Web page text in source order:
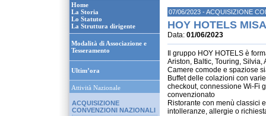
Home
La Storia
Lo Statuto
La Struttura dirigente
Modalità di Associazione e
Tesseramento
Ultim’ora
Attività Nazionale
ACQUISIZIONE
CONVENZIONI NAZIONALI
07/06/2023 - ACQUISIZIONE
HOY HOTELS
Data: 01/06/2023
Il gruppo HOY HOTELS è
Ariston, Baltic, Touring, Silvia,
Camere comode e spaziose
Buffet delle colazioni con
checkout, connessione Wi-Fi
convenzionato
Ristorante con menù classici
intolleranze, allergie o